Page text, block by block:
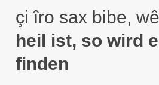
çi îro sax bibe,
heil ist, so wird
finden